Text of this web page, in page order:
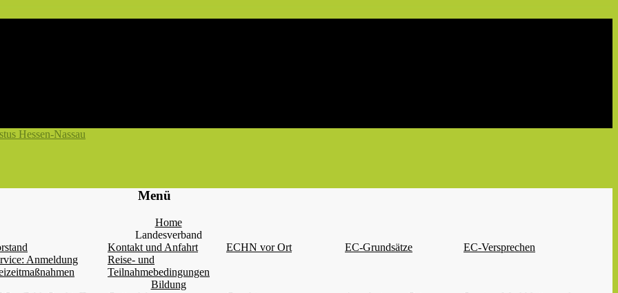
Menü
Home
Landesverband
Kontakt und Anfahrt ECHN vor Ort EC-Grundsätze
EC-Versprechen
Anmeldung
Reise- und
Teilnahmebedingungen
Bildung